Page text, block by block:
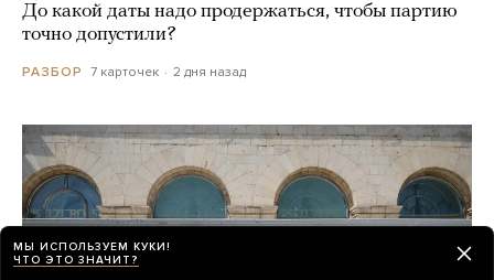
До какой даты надо продержаться, чтобы партию
точно допустили?
РАЗБОР 7 карточек 2 дня назад
МЫ ИСПОЛЬЗУЕМ КУКИ!
ЧТО ЭТО ЗНАЧИТ?